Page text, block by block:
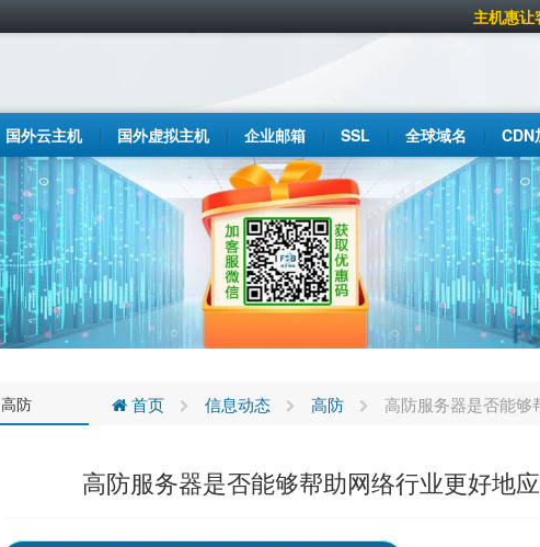
主机惠让
国外云主机 国外虚拟主机 企业邮箱 SSL 全球域名 CDN
高防 首页 信息动态 高防 高防服务器是否能够
高防服务器是否能够帮助网络行业更好地